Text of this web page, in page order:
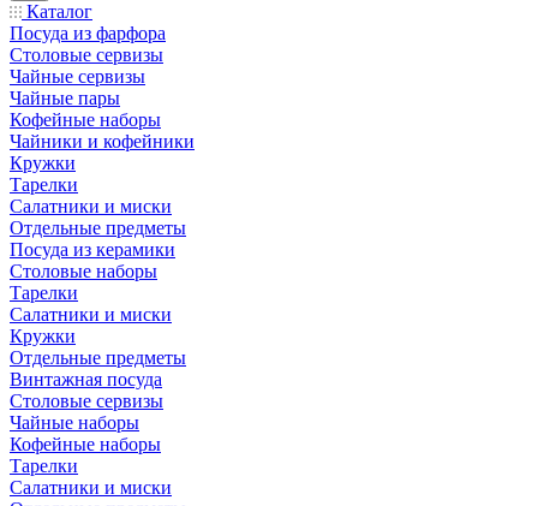
Каталог
Посуда из фарфора
Столовые сервизы
Чайные сервизы
Чайные пары
Кофейные наборы
Чайники и кофейники
Кружки
Тарелки
Салатники и миски
Отдельные предметы
Посуда из керамики
Столовые наборы
Тарелки
Салатники и миски
Кружки
Отдельные предметы
Винтажная посуда
Столовые сервизы
Чайные наборы
Кофейные наборы
Тарелки
Салатники и миски